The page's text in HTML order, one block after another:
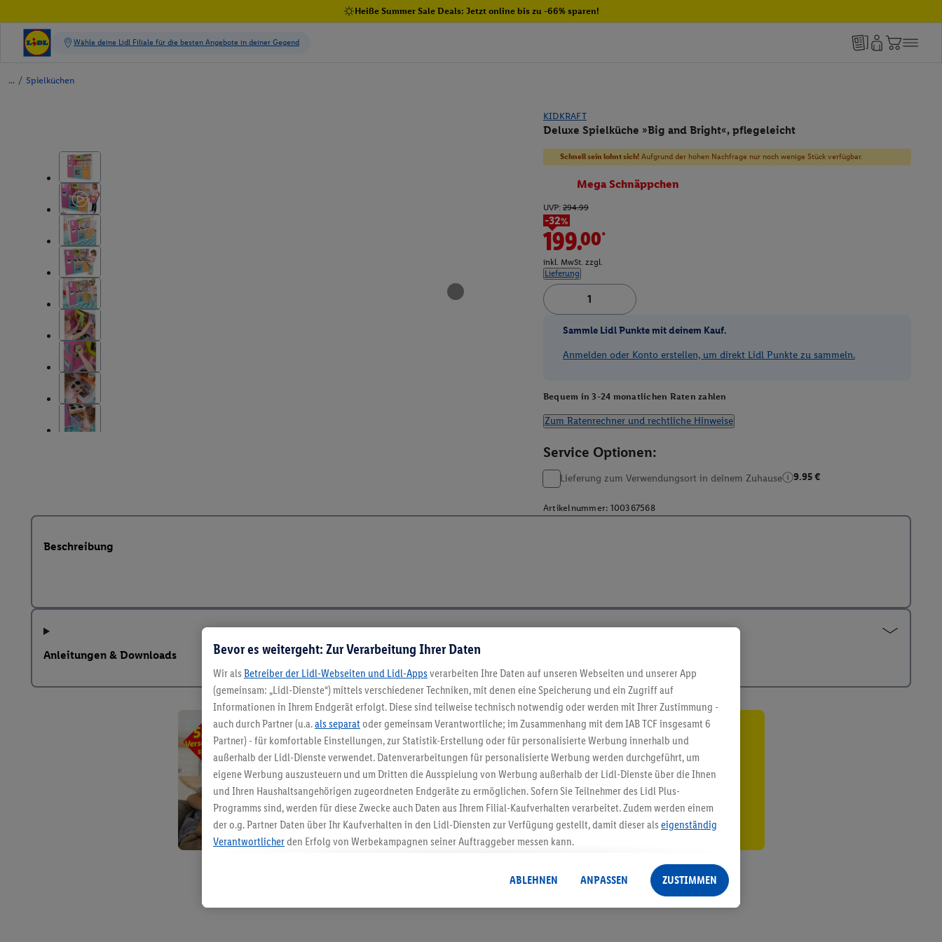
Heiße Summer Sale Deals: Jetzt online bis zu -66% sparen!
/ Spielküchen
KIDKRAFT
Deluxe Spielküche »Big and Bright«, pflegeleicht
Schnell sein lohnt sich!Aufgrund der hohen Nachfrage nur noch wenige Stück verfügbar.
Mega Schnäppchen
UVP: 294.99
-32%
199.00*
inkl. MwSt. zzgl.
Lieferung
Sammle Lidl Punkte mit deinem Kauf.
Anmelden oder Konto erstellen, um direkt Lidl Punkte zu sammeln.
Bequem in 3-24 monatlichen Raten zahlen
Zum Ratenrechner und rechtliche Hinweise
Service Optionen:
Lieferung zum Verwendungsort in deinem Zuhause 9.95 €
Artikelnummer: 100367568
Beschreibung
Anleitungen & Downloads
5.95 € Versand sparen³²ᵃ
Jetzt zum Newsletter anmelden
Gutschein sichern!
Bevor es weitergeht: Zur Verarbeitung Ihrer Daten
Wir als Betreiber der Lidl-Webseiten und Lidl-Apps verarbeiten Ihre Daten auf unseren Webseiten und unserer App
(gemeinsam: „Lidl-Dienste“) mittels verschiedener Techniken, mit denen eine Speicherung und ein Zugriff auf
Informationen in Ihrem Endgerät erfolgt. Diese sind teilweise technisch notwendig oder werden mit Ihrer Zustimmung -
auch durch Partner (u.a.als separat oder gemeinsam Verantwortliche; im Zusammenhang mit dem IAB TCF insgesamt 6
Partner) - für komfortable Einstellungen, zur Statistik-Erstellung oder für personalisierte Werbung innerhalb und
außerhalb der Lidl-Dienste verwendet. Datenverarbeitungen für personalisierte Werbung werden durchgeführt, um
eigene Werbung auszusteuern und um Dritten die Ausspielung von Werbung außerhalb der Lidl-Dienste über die Ihnen
und Ihren Haushaltsangehörigen zugeordneten Endgeräte zu ermöglichen. Sofern Sie Teilnehmer des Lidl Plus-
Programms sind, werden für diese Zwecke auch Daten aus Ihrem Filial-Kaufverhalten verarbeitet. Zudem werden einem
der o.g. Partner Daten über Ihr Kaufverhalten in den Lidl-Diensten zur Verfügung gestellt, damit dieser als eigenständig
Verantwortlicherden Erfolg von Werbekampagnen seiner Auftraggeber messen kann.
angereicherten Profilen. Dies umfasst die Zusammenführung von Daten (z.B. über Ihre Nutzung der Lidl-Dienste, Ihr
Kaufverhalten in den Lidl-Diensten, Informationen aus Ihrem Kundenkonto - z.B. Alter oder Geschlecht - sowie Ihre
genauen Standortdaten) auch über verschiedene Endgeräte und Lidl-Dienste hinweg einschließlich dem Speichern von
ABLEHNEN ANPASSEN ZUSTIMMEN